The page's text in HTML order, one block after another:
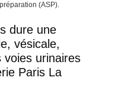
(ASP).
dure une
vésicale,
voies urinaires
Paris La